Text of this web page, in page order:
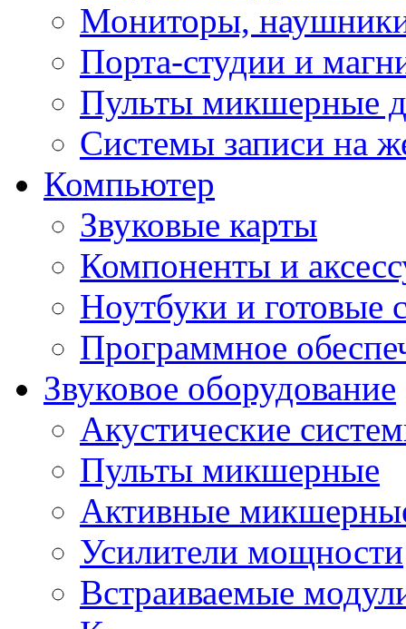
Мониторы,
Порта-студии и
Пульты микшерные
Системы записи на
Компьютер
Звуковые карты
Компоненты и
Ноутбуки и готовые
Программное
Звуковое оборудование
Акустические
Пульты микшерные
Активные
Усилители мощности
Встраиваемые